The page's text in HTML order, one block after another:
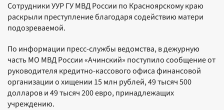
Сотрудники УУР ГУ МВД России по Красноярскому краю
раскрыли преступление благодаря содействию матери
подозреваемой.
По информации пресс-службы ведомства, в дежурную
часть МО МВД России «Ачинский» поступило сообщение от
руководителя кредитно-кассового офиса финансовой
организации о хищении 15 млн рублей, 49 тысяч 500
долларов и 49 тысяч 200 евро, принадлежащих
учреждению.